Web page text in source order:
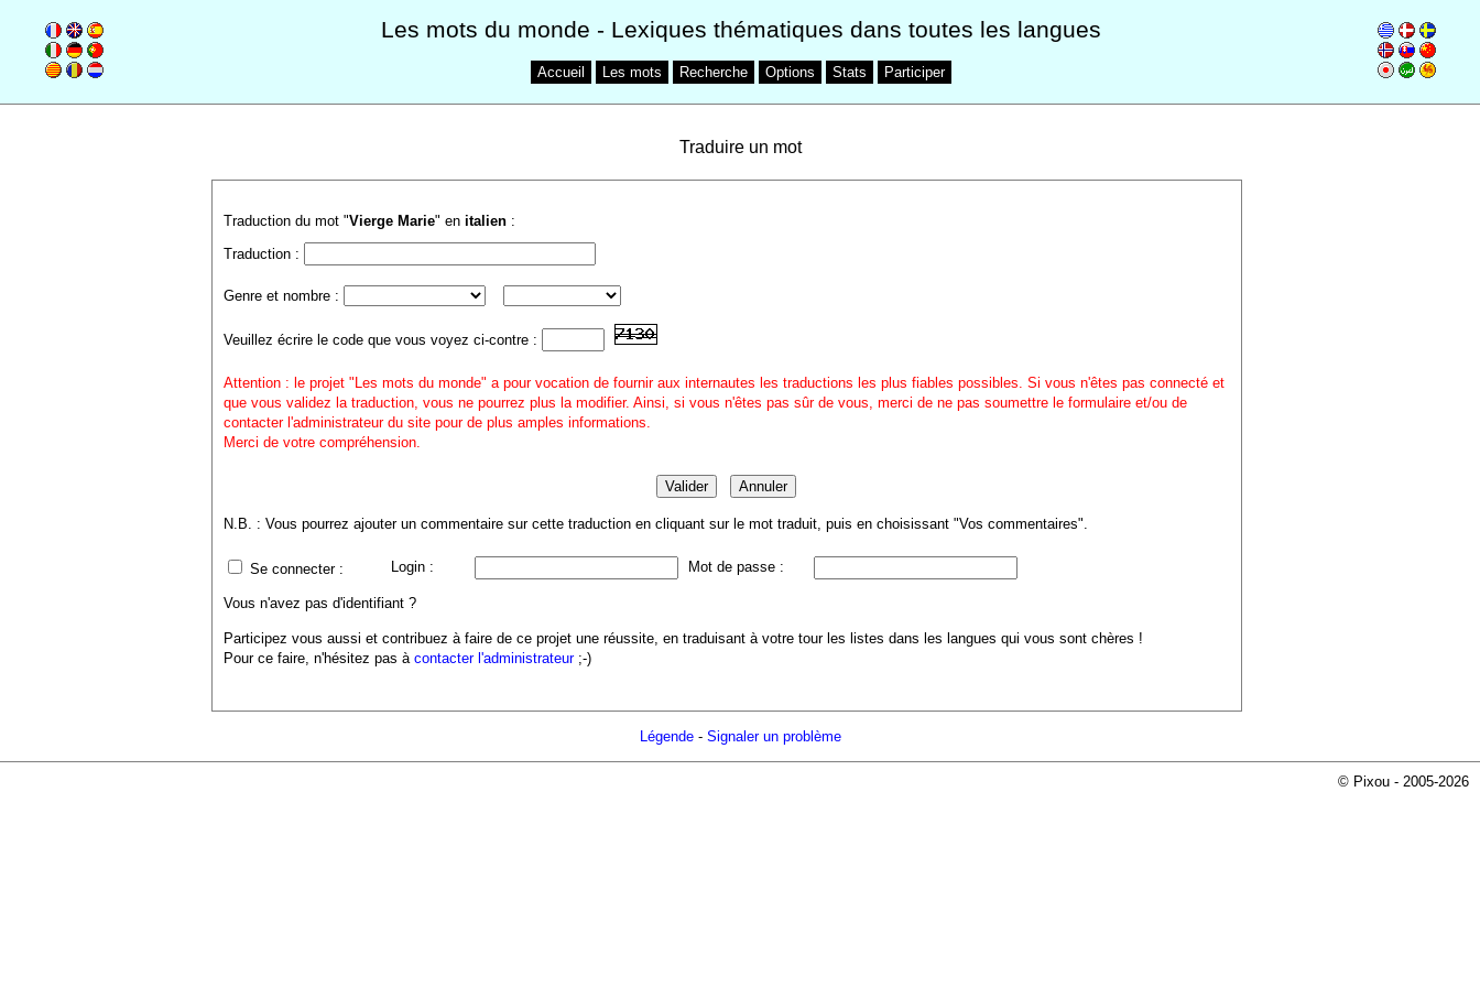
Les mots du monde - Lexiques thématiques dans toutes les langues
Accueil Les mots Recherche Options Stats Participer
Traduire un mot
Traduction du mot "Vierge Marie" en italien:
Traduction :
Genre et nombre :
Veuillez écrire le code que vous voyez ci-contre :
Attention : le projet "Les mots du monde" a pour vocation de fournir aux internautes les traductions les plus fiables possibles. Si vous n'êtes pas connecté et
que vous validez la traduction, vous ne pourrez plus la modifier. Ainsi, si vous n'êtes pas sûr de vous, merci de ne pas soumettre le formulaire et/ou de
contacter l'administrateur du site pour de plus amples informations.
Merci de votre compréhension.
N.B. : Vous pourrez ajouter un commentaire sur cette traduction en cliquant sur le mot traduit, puis en choisissant "Vos commentaires".
Se connecter : Login : Mot de passe :
Vous n'avez pas d'identifiant ?
Participez vous aussi et contribuez à faire de ce projet une réussite, en traduisant à votre tour les listes dans les langues qui vous sont chères !
Pour ce faire, n'hésitez pas à contacter l'administrateur;-)
Légende- Signaler un problème
© Pixou - 2005-2026